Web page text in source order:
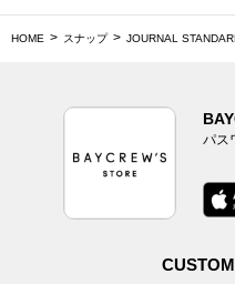
HOME スナップ JOURNAL
パス